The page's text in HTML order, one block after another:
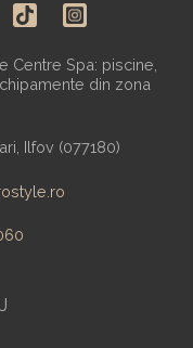
Centre Spa: piscine,
din zona
Ilfov (077180)